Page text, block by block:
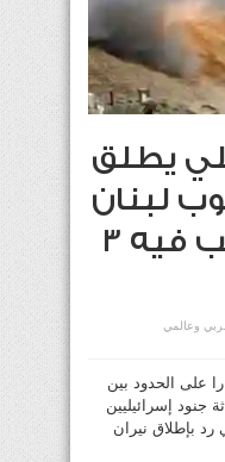
يطلق
لبنان
بعد انفجار أصيب فيه 3
وعالمي
على الحدود بين
جنود إسرائيليين
رد بإطلاق نيران